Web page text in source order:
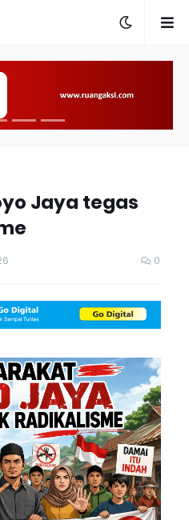
Jaya tegas
0